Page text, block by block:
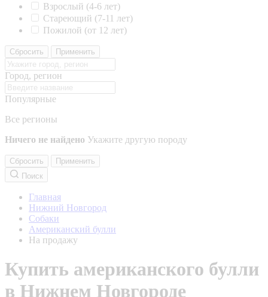
Взрослый (4-6 лет)
Стареющий (7-11 лет)
Пожилой (от 12 лет)
Сбросить Применить
Город, регион
Популярные
Все регионы
Ничего не найдено Укажите другую породу
Сбросить
Применить
Поиск
Главная
Нижний Новгород
Собаки
Американский булли
На продажу
Купить американского булли
в Нижнем Новгороде